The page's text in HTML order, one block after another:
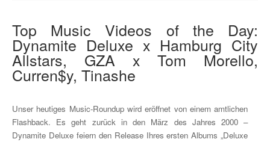
Top Music Videos of the Day:
Dynamite Deluxe x Hamburg City
Allstars, GZA x Tom Morello,
Curren$y, Tinashe
Unser heutiges Music-Roundup wird eröffnet von einem amtlichen
Flashback. Es geht zurück in den März des Jahres 2000 –
Dynamite Deluxe feiern den Release Ihres ersten Albums „Deluxe